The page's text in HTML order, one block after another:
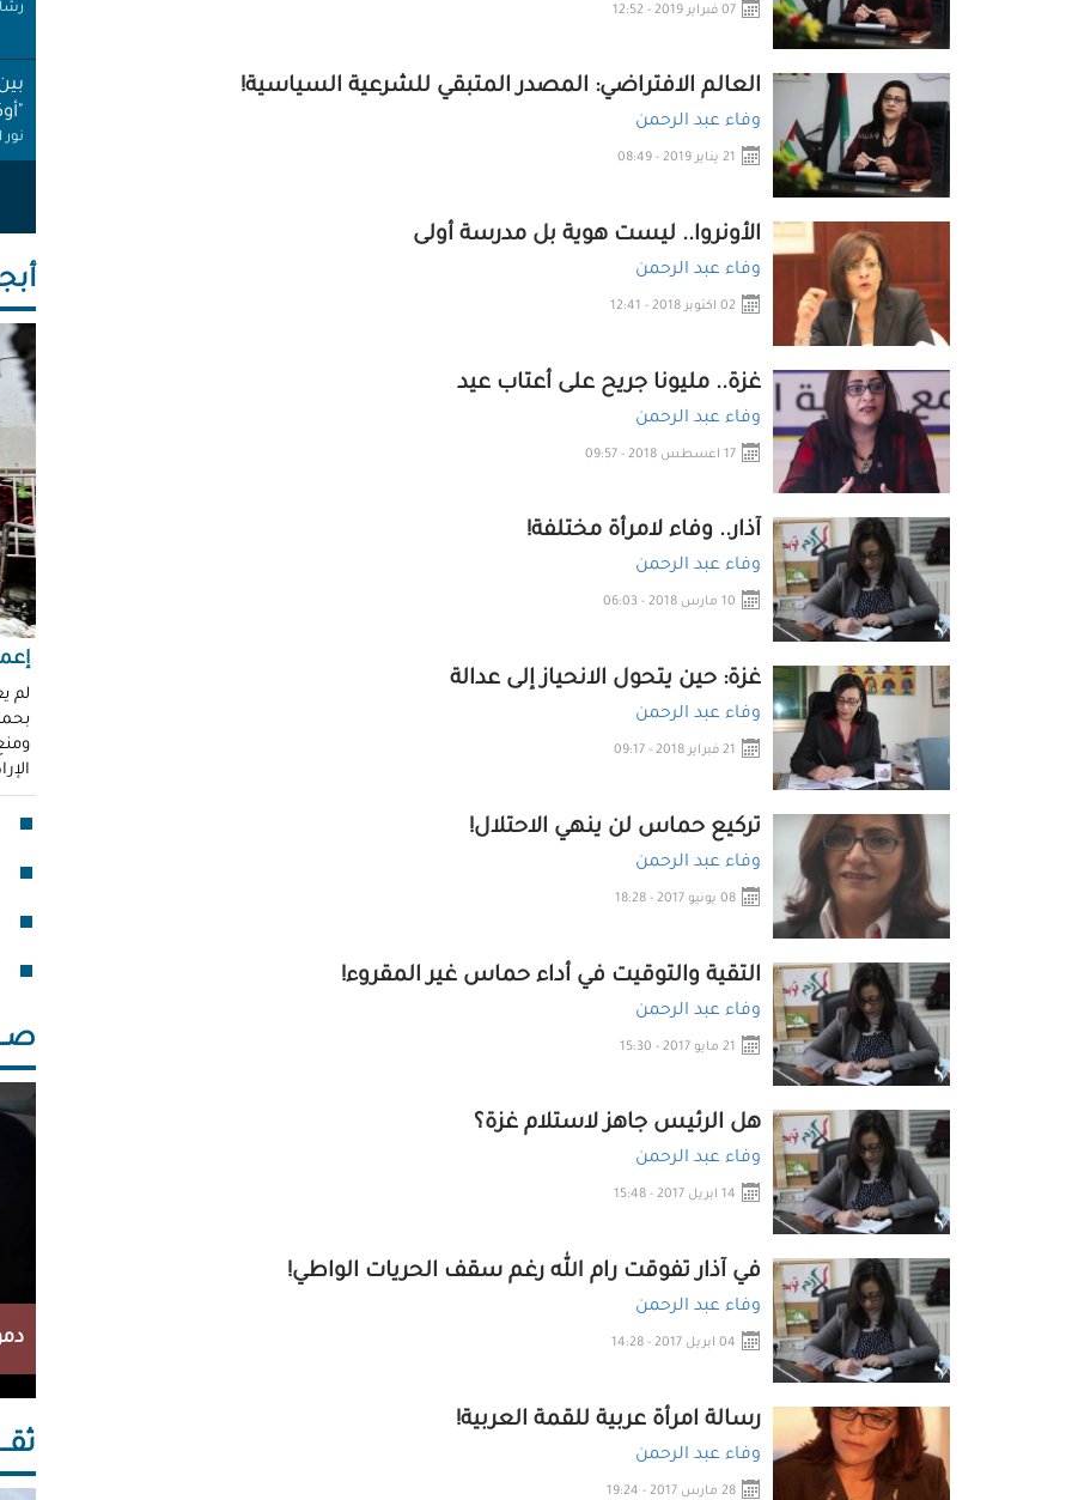
07 فبراير 2019 - 12:52
العالم الافتراضي: المصدر المتبقي للشرعية السياسية!
وفاء عبد الرحمن
21 يناير 2019 - 08:49
الأونروا.. ليست هوية بل مدرسة أولى
وفاء عبد الرحمن
02 اكتوبر 2018 - 12:41
غزة.. مليونا جريح على أعتاب عيد
وفاء عبد الرحمن
17 اعسطس 2018 - 09:57
آذار.. وفاء لامرأة مختلفة!
وفاء عبد الرحمن
10 مارس 2018 - 06:03
غزة: حين يتحول الانحياز إلى عدالة
وفاء عبد الرحمن
21 فبراير 2018 - 09:17
تركيع حماس لن ينهي الاحتلال!
وفاء عبد الرحمن
08 يونيو 2017 - 18:28
التقية والتوقيت في أداء حماس غير المقروء!
وفاء عبد الرحمن
21 مايو 2017 - 15:30
هل الرئيس جاهز لاستلام غزة؟
وفاء عبد الرحمن
14 ابريل 2017 - 15:48
في آذار تفوقت رام الله رغم سقف الحريات الواطي!
وفاء عبد الرحمن
04 ابريل 2017 - 14:28
رسالة امرأة عربية للقمة العربية!
وفاء عبد الرحمن
28 مارس 2017 - 19:24
لم